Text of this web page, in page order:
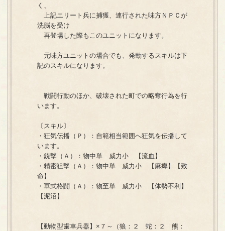
く、
上記エリート兵に捕獲、連行された味方ＮＰＣが
洗脳を受け
再登場した際もこのユニットになります。
元味方ユニットの場合でも、発動するスキルは下
記のスキルになります。
戦闘行動のほか、破壊された町での略奪行為を行
います。
〔スキル〕
・狂気伝播（Ｐ）：自範相当範囲へ狂気を伝播して
います。
・銃撃（Ａ）：物中単 威力小 【流血】
・精密狙撃（Ａ）：物中単 威力小 【麻痺】【致
命】
・軍式格闘（Ａ）：物至単 威力小 【体勢不利】
【泥沼】
【動物型歯車兵器】×７～（狼：２ 蛇：２ 熊：